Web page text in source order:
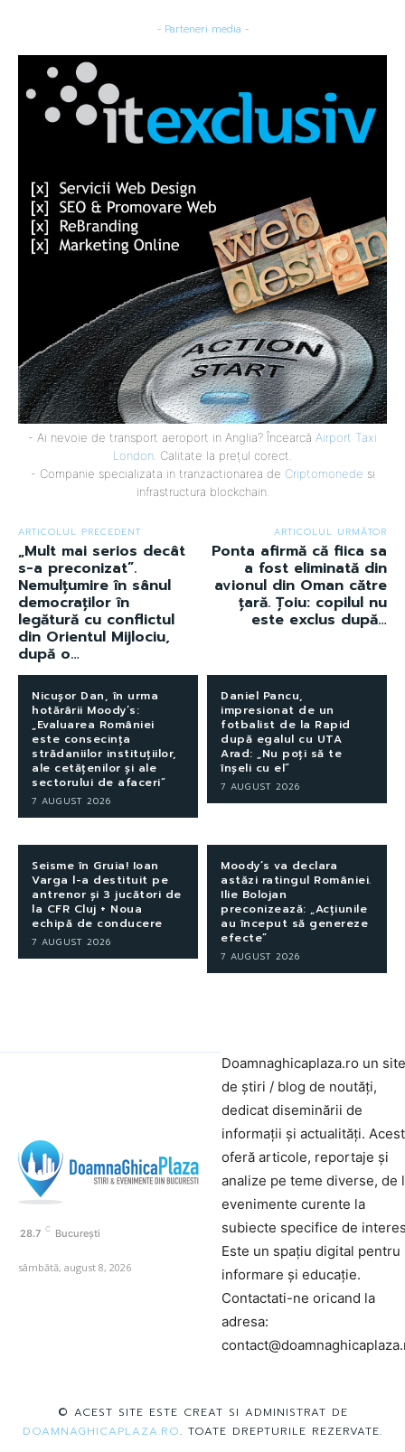
- Parteneri media -
- Ai nevoie de transport aeroport in Anglia? Încearcă Airport Taxi
London . Calitate la prețul corect.
- Companie specializata in tranzactionarea de Criptomonede si
infrastructura blockchain.
ARTICOLUL PRECEDENT
„Mult mai serios decât
s-a preconizat”.
Nemulțumire în sânul
democraților în
legătură cu conflictul
din Orientul Mijlociu,
după o…
ARTICOLUL URMĂTOR
Ponta afirmă că fiica sa
a fost eliminată din
avionul din Oman către
țară. Țoiu: copilul nu
este exclus după…
Nicușor Dan, în urma
hotărârii Moody’s:
„Evaluarea României
este consecința
strădaniilor instituțiilor,
ale cetățenilor și ale
sectorului de afaceri”
7 AUGUST 2026
Daniel Pancu,
impresionat de un
fotbalist de la Rapid
după egalul cu UTA
Arad: „Nu poți să te
înșeli cu el”
7 AUGUST 2026
Seisme în Gruia! Ioan
Varga l-a destituit pe
antrenor și 3 jucători de
la CFR Cluj + Noua
echipă de conducere
7 AUGUST 2026
Moody’s va declara
astăzi ratingul României.
Ilie Bolojan
preconizează: „Acțiunile
au început să genereze
efecte”
7 AUGUST 2026
28.7 C București
sâmbătă, august 8, 2026
Doamnaghicaplaza.ro un site
de știri / blog de noutăți,
dedicat diseminării de
informații și actualități.
oferă articole, reportaje și
analize pe teme diverse, de
evenimente curente la
subiecte specifice de
Este un spațiu digital pentru
informare și educație.
Contactati-ne oricand la
adresa:
© ACEST SITE ESTE CREAT SI ADMINISTRAT DE
DOAMNAGHICAPLAZA.RO. TOATE DREPTURILE REZERVATE.